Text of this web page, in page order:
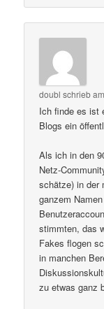
doubl schrieb
Ich finde es ist
Blogs ein
Als ich in den
Netz-
schätze) in der
ganzem
stimmten, das
Fakes flogen
in manchen
zu etwas ganz